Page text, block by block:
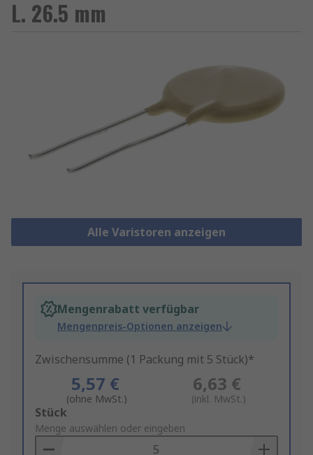
L. 26.5 mm
Alle Varistoren anzeigen
Mengenrabatt verfügbar
Mengenpreis-Optionen anzeigen
Zwischensumme (1 Packung mit 5 Stück)*
5,57 €
(ohne MwSt.)
6,63 €
(inkl. MwSt.)
Add
to
Basket
Stück
Menge auswählen oder eingeben